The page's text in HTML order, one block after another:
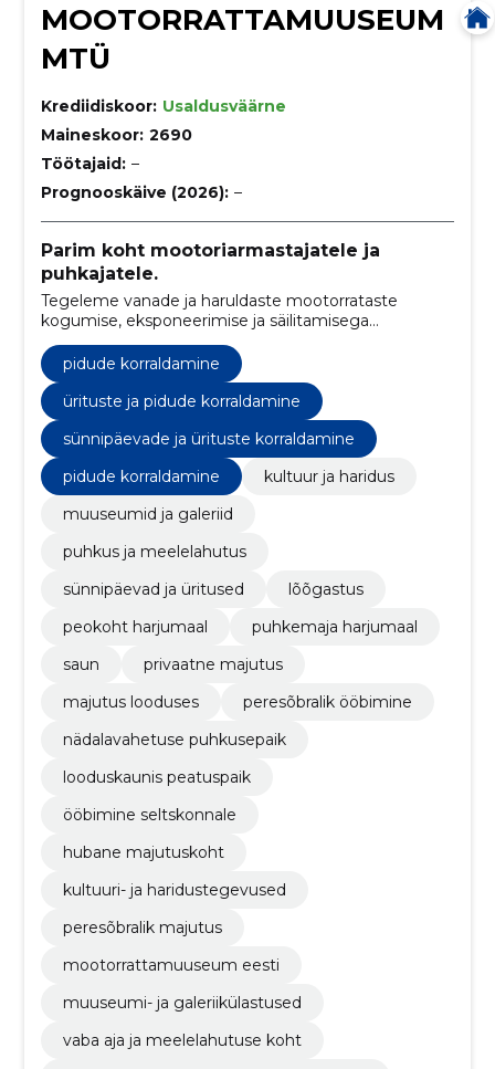
MOOTORRATTAMUUSEUM
MTÜ
Krediidiskoor: Usaldusväärne
Maineskoor: 2690
Töötajaid: –
Prognooskäive (2026): –
Parim koht mootoriarmastajatele ja
puhkajatele.
Tegeleme vanade ja haruldaste mootorrataste
kogumise, eksponeerimise ja säilitamisega
korraldamiseks puhkemaja ning teostatakse
mootorite plokikaante remonti ja taastamist.
pidude korraldamine
ürituste ja pidude korraldamine
sünnipäevade ja ürituste korraldamine
pidude korraldamine
kultuur ja haridus
muuseumid ja galeriid
puhkus ja meelelahutus
sünnipäevad ja üritused
lõõgastus
peokoht harjumaal
puhkemaja harjumaal
saun
privaatne majutus
majutus looduses
peresõbralik ööbimine
nädalavahetuse puhkusepaik
looduskaunis peatuspaik
ööbimine seltskonnale
hubane majutuskoht
kultuuri- ja haridustegevused
peresõbralik majutus
mootorrattamuuseum eesti
muuseumi- ja galeriikülastused
vaba aja ja meelelahutuse koht